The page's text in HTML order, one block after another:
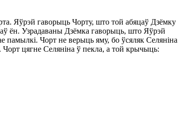
Яўрэй гаворыць Чорту, што той абяцаў Дзёмку
ён. Узрадаваны Дзёмка гаворыць, што Яўрэй
памылкі. Чорт не верыць яму, бо ўсяляк Селяніна
Чорт цягне Селяніна ў пекла, а той крычыць: